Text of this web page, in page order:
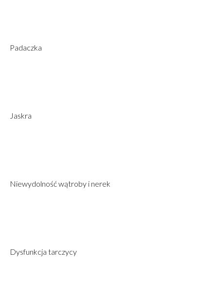
Padaczka
Jaskra
Niewydolność wątroby i nerek
Dysfunkcja tarczycy